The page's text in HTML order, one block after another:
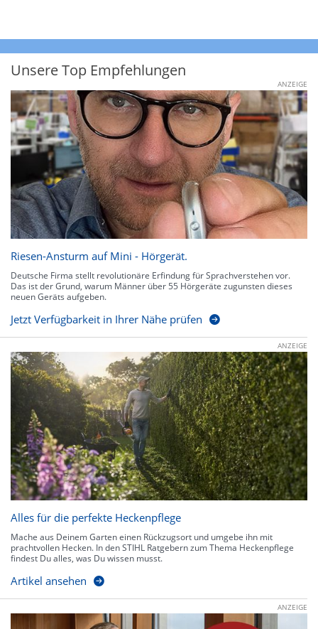
Unsere Top Empfehlungen
ANZEIGE
Riesen-Ansturm auf Mini - Hörgerät.
Deutsche Firma stellt revolutionäre Erfindung für Sprachverstehen vor.
Das ist der Grund, warum Männer über 55 Hörgeräte zugunsten dieses
neuen Geräts aufgeben.
Jetzt Verfügbarkeit in Ihrer Nähe prüfen
ANZEIGE
Alles für die perfekte Heckenpflege
Mache aus Deinem Garten einen Rückzugsort und umgebe ihn mit
prachtvollen Hecken. In den STIHL Ratgebern zum Thema Heckenpflege
findest Du alles, was Du wissen musst.
Artikel ansehen
ANZEIGE